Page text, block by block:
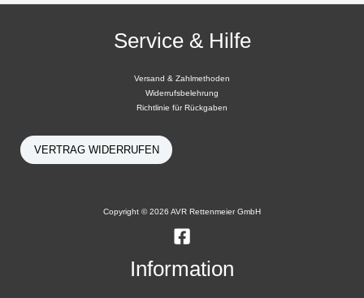
Service & Hilfe
Versand & Zahlmethoden
Widerrufsbelehrung
Richtlinie für Rückgaben
VERTRAG WIDERRUFEN
Copyright © 2026 AVR Rettenmeier GmbH
Information